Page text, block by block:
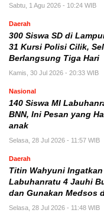
Sabtu, 1 Agu 2026 - 10:24 WIB
Daerah
300 Siswa SD di
31 Kursi Polisi Cilik,
Berlangsung Tiga Hari
Kamis, 30 Jul 2026 - 20:33 WIB
Nasional
140 Siswa MI
BNN, Ini Pesan yang
anak
Selasa, 28 Jul 2026 - 11:57 WIB
Daerah
Titin Wahyuni Ingatkan
Labuhanratu 4 Jauhi
dan Gunakan Medsos
Selasa, 28 Jul 2026 - 11:48 WIB